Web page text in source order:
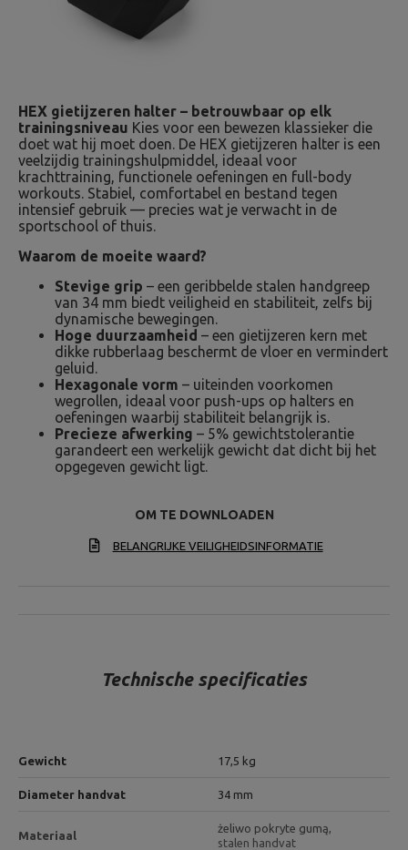
HEX gietijzeren halter – betrouwbaar op elk
trainingsniveau Kies voor een bewezen klassieker die
doet wat hij moet doen. De HEX gietijzeren halter is een
veelzijdig trainingshulpmiddel, ideaal voor
krachttraining, functionele oefeningen en full-body
workouts. Stabiel, comfortabel en bestand tegen
intensief gebruik — precies wat je verwacht in de
sportschool of thuis.
Waarom de moeite waard?
Stevige grip – een geribbelde stalen handgreep
van 34 mm biedt veiligheid en stabiliteit, zelfs bij
dynamische bewegingen.
Hoge duurzaamheid – een gietijzeren kern met
dikke rubberlaag beschermt de vloer en vermindert
geluid.
Hexagonale vorm – uiteinden voorkomen
wegrollen, ideaal voor push-ups op halters en
oefeningen waarbij stabiliteit belangrijk is.
Precieze afwerking – 5% gewichtstolerantie
garandeert een werkelijk gewicht dat dicht bij het
opgegeven gewicht ligt.
OM TE DOWNLOADEN
BELANGRIJKE VEILIGHEIDSINFORMATIE
Technische specificaties
Gewicht 17,5 kg
Diameter handvat 34 mm
Materiaal
żeliwo pokryte gumą,
stalen handvat